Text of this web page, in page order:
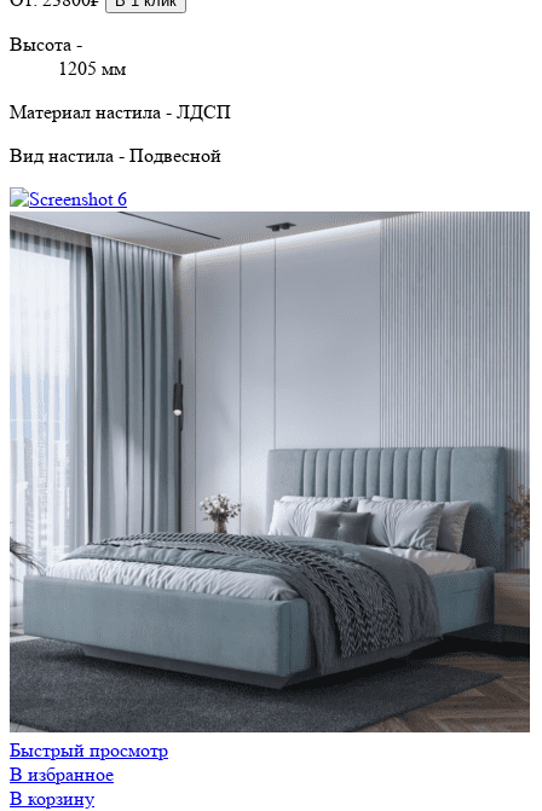
Высота -
1205 мм
Материал настила - ЛДСП
Вид настила - Подвесной
Быстрый просмотр
В избранное
В корзину